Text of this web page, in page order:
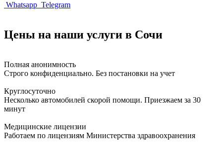
Whatsapp Telegram
Цены на наши услуги в Сочи
Полная анонимность
Строго конфиденциально. Без постановки на учет
Круглосуточно
Несколько автомобилей скорой помощи. Приезжаем за 30
минут
Медицинские лицензии
Работаем по лицензиям Министерства здравоохранения